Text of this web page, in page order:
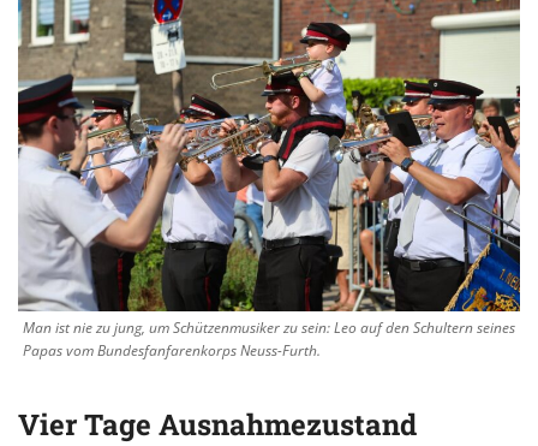
Man ist nie zu jung, um Schützenmusiker zu sein: Leo auf den Schultern seines
Papas vom Bundesfanfarenkorps Neuss-Furth.
Vier Tage Ausnahmezustand